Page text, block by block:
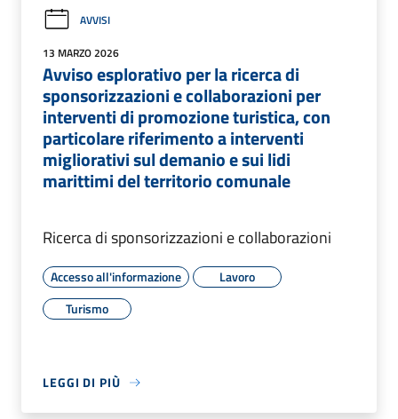
AVVISI
13 MARZO 2026
Avviso esplorativo per la ricerca di
sponsorizzazioni e collaborazioni per
interventi di promozione turistica, con
particolare riferimento a interventi
migliorativi sul demanio e sui lidi
marittimi del territorio comunale
Ricerca di sponsorizzazioni e collaborazioni
Accesso all'informazione
Lavoro
Turismo
LEGGI DI PIÙ